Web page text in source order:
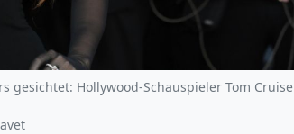
gesichtet: Hollywood-Schauspieler Tom Cruise